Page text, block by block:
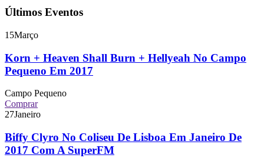
Últimos Eventos
15Março
Korn + Heaven Shall Burn + Hellyeah No Campo
Pequeno Em 2017
Campo Pequeno
Comprar
27Janeiro
Biffy Clyro No Coliseu De Lisboa Em Janeiro De
2017 Com A SuperFM